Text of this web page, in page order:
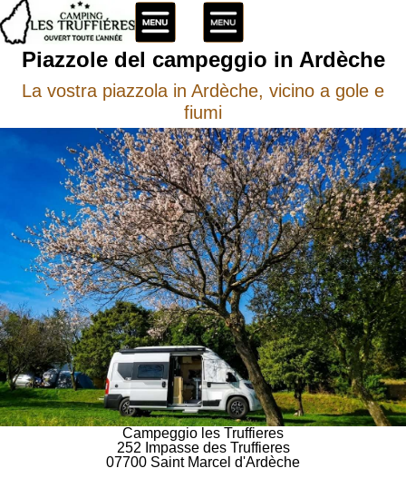
Piazzole del campeggio in Ardèche
La vostra piazzola in Ardèche, vicino a gole e
fiumi
Campeggio les Truffieres
252 Impasse des Truffieres
07700 Saint Marcel d'Ardèche